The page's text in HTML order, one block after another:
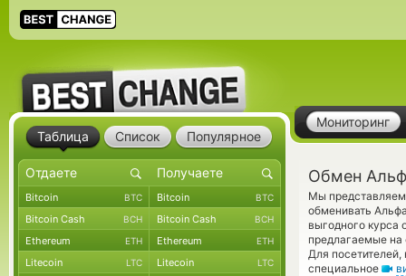
Мониторинг
Обмен
Мы представляем
обменивать
выгодного курса
предлагаемые на
Для
специальное
Таблица Список Популярное
Bitcoin BTC Bitcoin BTC
Bitcoin Cash BCH Bitcoin Cash BCH
Ethereum ETH Ethereum ETH
Litecoin LTC Litecoin LTC